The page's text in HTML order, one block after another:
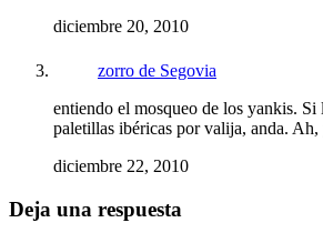
diciembre 20, 2010
zorro de Segovia
entiendo el mosqueo de los yankis.
paletillas ibéricas por valija, anda.
diciembre 22, 2010
Deja una respuesta